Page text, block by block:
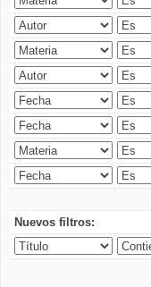
Nuevos filtros: